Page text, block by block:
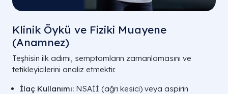
Klinik Öykü ve Fiziki Muayene
(Anamnez)
Teşhisin ilk adımı, semptomların zamanlamasını ve
tetikleyicilerini analiz etmektir.
İlaç Kullanımı: NSAİİ (ağrı kesici) veya aspirin